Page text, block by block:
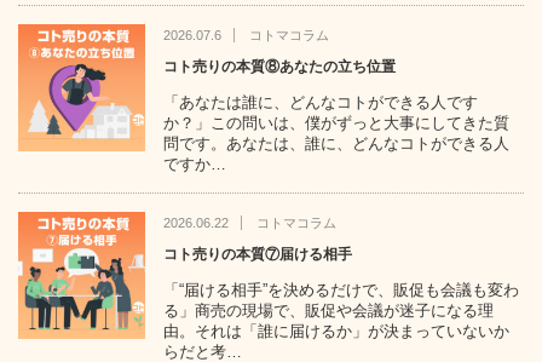
2026.07.6 コトマコラム
コト売りの本質⑧あなたの立ち位置
「あなたは誰に、どんなコトができる人です
か？」この問いは、僕がずっと大事にしてきた質
問です。あなたは、誰に、どんなコトができる人
ですか…
2026.06.22 コトマコラム
コト売りの本質⑦届ける相手
「“届ける相手”を決めるだけで、販促も会議も変わ
る」商売の現場で、販促や会議が迷子になる理
由。それは「誰に届けるか」が決まっていないか
らだと考…